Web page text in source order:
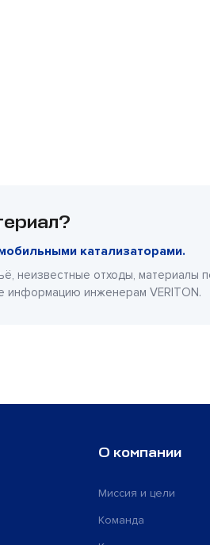
катализаторами.
неизвестные отходы, материалы
информацию инженерам VERITON.
О компании
Миссия и цели
Команда